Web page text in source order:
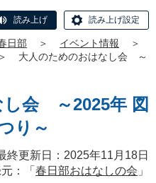
読み上げ 読み上げ設定
日部 ＞ イベント情報
＞
＞
大人のためのおはなし会 ～
し会 ～2025年 図
り～
更新日：2025年11月18日
：「 春日部おはなしの会 」